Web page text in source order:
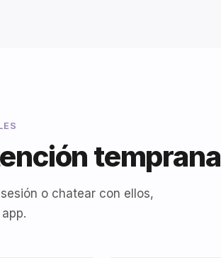
temprana
o chatear con ellos,